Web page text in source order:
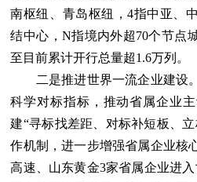
南枢纽、青岛枢纽，4指中亚、
结中心，N指境内外超70个节点
至目前累计开行总量超1.6万列。
二是推进世界一流企业建设
科学对标指标，推动省属企业
建“寻标找差距、对标补短板、
作机制，进一步增强省属企业核
高速、山东黄金3家省属企业进